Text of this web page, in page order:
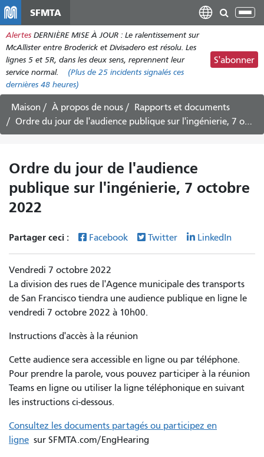
contenu
principal
SFMTA
Alertes DERNIÈRE MISE À JOUR : Le ralentissement sur
McAllister entre Broderick et Divisadero est résolu. Les
lignes 5 et 5R, dans les deux sens, reprennent leur
service normal.
(Plus de 25 incidents signalés ces
dernières 48 heures)
S'abonner
Maison À propos de nous
Rapports et documents
Ordre du jour de l'audience publique sur l'ingénierie, 7 octobre 2022
Ordre du jour de l'audience
publique sur l'ingénierie, 7 octobre
2022
Partager ceci : Facebook Twitter LinkedIn
Vendredi 7 octobre 2022
La division des rues de l'Agence municipale des transports
de San Francisco tiendra une audience publique en ligne le
vendredi 7 octobre 2022 à 10h00.
Instructions d'accès à la réunion
Cette audience sera accessible en ligne ou par téléphone.
Pour prendre la parole, vous pouvez participer à la réunion
Teams en ligne ou utiliser la ligne téléphonique en suivant
les instructions ci-dessous.
Consultez les documents partagés ou participez en
ligne sur SFMTA.com/EngHearing